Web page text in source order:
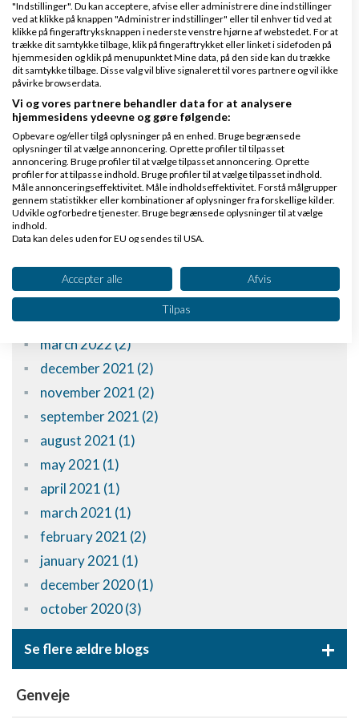
Hvis du selv kunne bestem...
Mogens Bertelsenkommenterede
Tusind tak, Jan . Jeg kan specielt anbef...
Hvis du selv kunne bestem...
Jan Ivan Hansenkommenterede
Tak Mogens for mange kloge ord som giver...
Arkiv
march 2022 (2)
december 2021 (2)
november 2021 (2)
september 2021 (2)
august 2021 (1)
may 2021 (1)
april 2021 (1)
march 2021 (1)
february 2021 (2)
january 2021 (1)
december 2020 (1)
october 2020 (3)
Se flere ældre blogs +
Genveje
"Indstillinger". Du kan acceptere, afvise eller administrere dine indstillinger
ved at klikke på knappen "Administrer indstillinger" eller til enhver tid ved at
klikke på fingeraftryksknappen i nederste venstre hjørne af webstedet. For at
trække dit samtykke tilbage, klik på fingeraftrykket eller linket i sidefoden på
hjemmesiden og klik på menupunktet Mine data, på den side kan du trække
dit samtykke tilbage. Disse valg vil blive signaleret til vores partnere og vil ikke
påvirke browserdata.
Vi og vores partnere behandler data for at analysere
hjemmesidens ydeevne og gøre følgende:
Opbevare og/eller tilgå oplysninger på en enhed. Bruge begrænsede
oplysninger til at vælge annoncering. Oprette profiler til tilpasset
annoncering. Bruge profiler til at vælge tilpasset annoncering. Oprette
profiler for at tilpasse indhold. Bruge profiler til at vælge tilpasset indhold.
Måle annonceringseffektivitet. Måle indholdseffektivitet. Forstå målgrupper
gennem statistikker eller kombinationer af oplysninger fra forskellige kilder.
Udvikle og forbedre tjenester. Bruge begrænsede oplysninger til at vælge
indhold.
Data kan deles uden for EU og sendes til USA.
Se partnerliste (2 IAB-leverandører)
Vi bruger dine data til følgende formål:
IAB's behandlingsformål:
Opbevare og/eller tilgå oplysninger på en
Bruge begrænsede oplysninger til at vælge
Oprette profiler til tilpasset annoncering
Bruge profiler til at vælge tilpasset
annoncering
Oprette profiler for at tilpasse indhold
Bruge profiler til at vælge tilpasset indhold
Måle annonceringseffektivitet
Måle indholdseffektivitet
Forstå målgrupper gennem statistikker eller
kombinationer af oplysninger fra forskellige
Udvikle og forbedre tjenester
Accepter alle Afvis
Tilpas